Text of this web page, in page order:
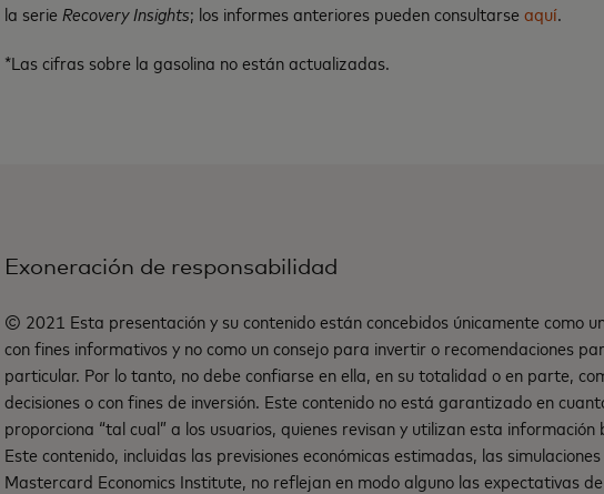
la serie Recovery Insights; los informes anteriores pueden consultarseaquí.
*Las cifras sobre la gasolina no están actualizadas.
Exoneración de responsabilidad
© 2021 Esta presentación y su contenido están concebidos únicamente como
con fines informativos y no como un consejo para invertir o recomendaciones
particular. Por lo tanto, no debe confiarse en ella, en su totalidad o en parte,
decisiones o con fines de inversión. Este contenido no está garantizado en
proporciona “tal cual” a los usuarios, quienes revisan y utilizan esta
Este contenido, incluidas las previsiones económicas estimadas, las
Mastercard Economics Institute, no reflejan en modo alguno las expectativas